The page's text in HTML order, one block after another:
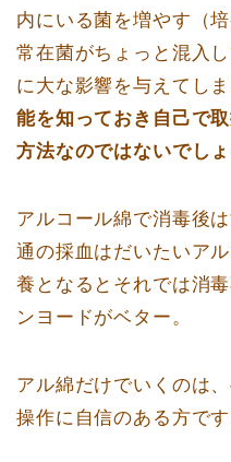
内にいる菌を増やす（
常在菌がちょっと混入
に大な影響を与えてしま
能を知っておき自己で
方法なのではないでしょ
アルコール綿で消毒後
通の採血はだいたいア
養となるとそれでは消
ンヨードがベター。
アル綿だけでいくのは
操作に自信のある方です